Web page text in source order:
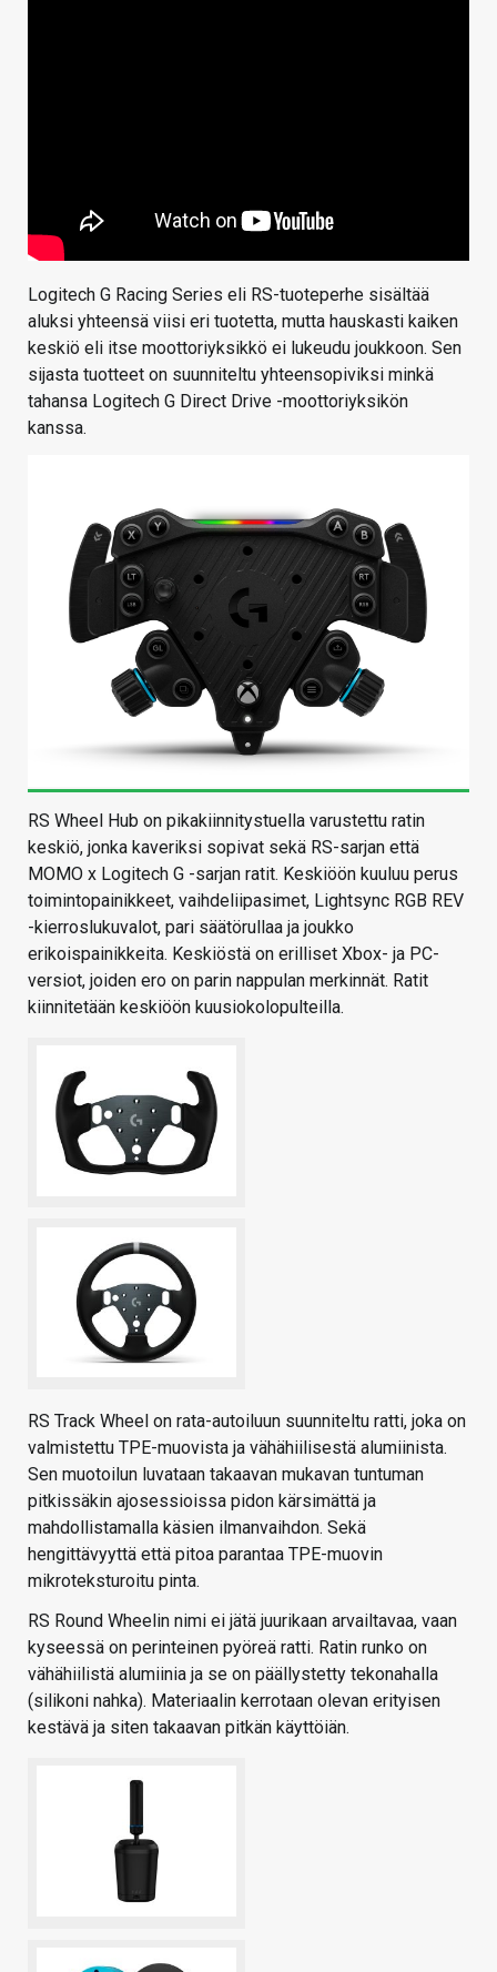
Logitech G Racing Series eli RS-tuoteperhe sisältää
aluksi yhteensä viisi eri tuotetta, mutta hauskasti kaiken
keskiö eli itse moottoriyksikkö ei lukeudu joukkoon. Sen
sijasta tuotteet on suunniteltu yhteensopiviksi minkä
tahansa Logitech G Direct Drive -moottoriyksikön
kanssa.
RS Wheel Hub on pikakiinnitystuella varustettu ratin
keskiö, jonka kaveriksi sopivat sekä RS-sarjan että
MOMO x Logitech G -sarjan ratit. Keskiöön kuuluu perus
toimintopainikkeet, vaihdeliipasimet, Lightsync RGB REV
-kierroslukuvalot, pari säätörullaa ja joukko
erikoispainikkeita. Keskiöstä on erilliset Xbox- ja PC-
versiot, joiden ero on parin nappulan merkinnät. Ratit
kiinnitetään keskiöön kuusiokolopulteilla.
RS Track Wheel on rata-autoiluun suunniteltu ratti, joka on
valmistettu TPE-muovista ja vähähiilisestä alumiinista.
Sen muotoilun luvataan takaavan mukavan tuntuman
pitkissäkin ajosessioissa pidon kärsimättä ja
mahdollistamalla käsien ilmanvaihdon. Sekä
hengittävyyttä että pitoa parantaa TPE-muovin
mikroteksturoitu pinta.
RS Round Wheelin nimi ei jätä juurikaan arvailtavaa, vaan
kyseessä on perinteinen pyöreä ratti. Ratin runko on
vähähiilistä alumiinia ja se on päällystetty tekonahalla
(silikoni nahka). Materiaalin kerrotaan olevan erityisen
kestävä ja siten takaavan pitkän käyttöiän.